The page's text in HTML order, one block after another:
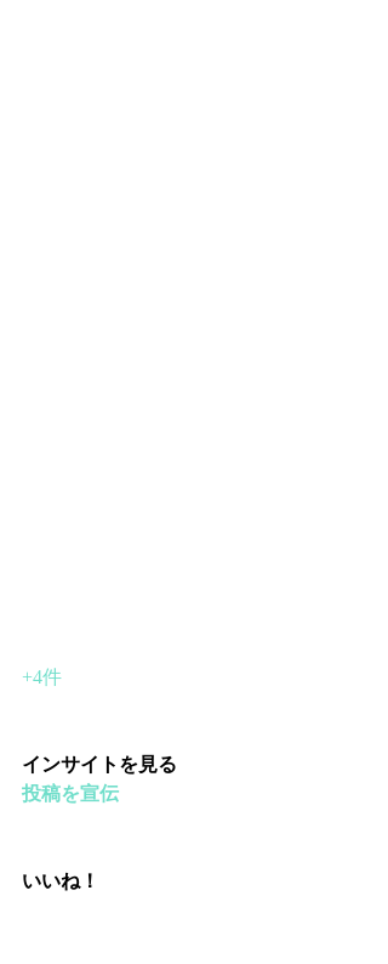
+4件
インサイトを見る
投稿を宣伝
いいね！